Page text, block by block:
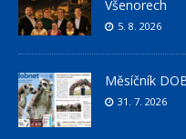
Všenorech
5. 8. 2026
Měsíčník
31. 7. 2026